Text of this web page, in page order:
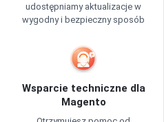
udostępniamy aktualizacje w
wygodny i bezpieczny sposób
Wsparcie techniczne dla
Magento